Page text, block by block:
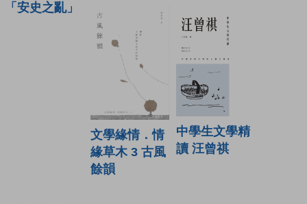
「安史之亂」
文學緣情．情
緣草木 3 古風
餘韻
中學生文學精
讀 汪曾祺